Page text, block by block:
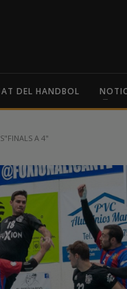
DEL HANDBOL
A 4"